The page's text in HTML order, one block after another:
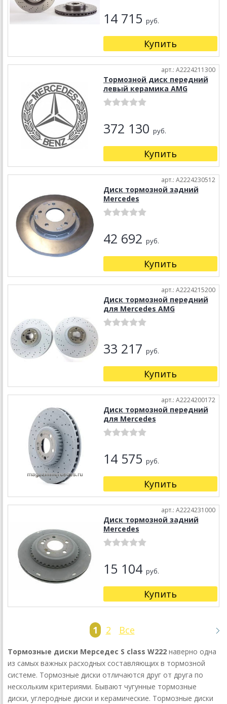
14 715 руб.
Купить
арт.: A2224211300
Тормозной диск передний
левый керамика AMG
372 130 руб.
Купить
арт.: A2224230512
Диск тормозной задний
Mercedes
42 692 руб.
Купить
арт.: A2224215200
Диск тормозной передний
для Mercedes AMG
33 217 руб.
Купить
арт.: A2224200172
Диск тормозной передний
для Mercedes
14 575 руб.
Купить
арт.: A2224231000
Диск тормозной задний
Mercedes
15 104 руб.
Купить
1 2 Все
Тормозные диски Мерседес S class W222 наверно одна
из самых важных расходных составляющих в тормозной
системе. Тормозные диски отличаются друг от друга по
нескольким критериями. Бывают чугунные тормозные
диски, углеродные диски и керамические. Тормозные диски